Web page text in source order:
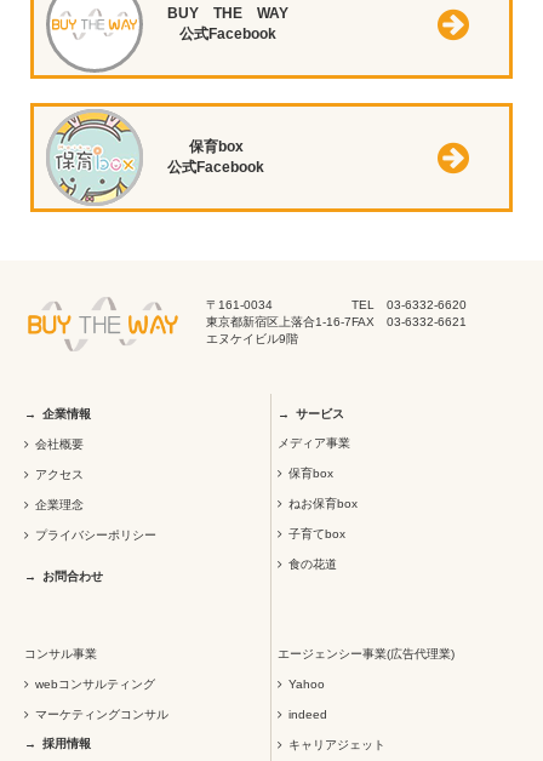
BUY THE WAY
公式Facebook
保育box
公式Facebook
〒161-0034
東京都新宿区上落合1-16-7
エヌケイビル9階
TEL 03-6332-6620
FAX 03-6332-6621
企業情報
会社概要
アクセス
企業理念
プライバシーポリシー
お問合わせ
サービス
メディア事業
保育box
ねお保育box
子育てbox
食の花道
コンサル事業
webコンサルティング
マーケティングコンサル
エージェンシー事業(広告代理業)
Yahoo
indeed
キャリアジェット
採用情報